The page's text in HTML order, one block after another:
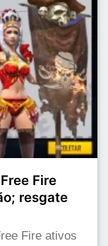
Fire
resgate
Fire ativos